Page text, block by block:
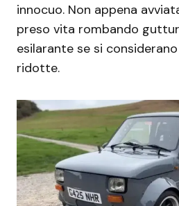
innocuo. Non appena
preso vita rombando
esilarante se si
ridotte.